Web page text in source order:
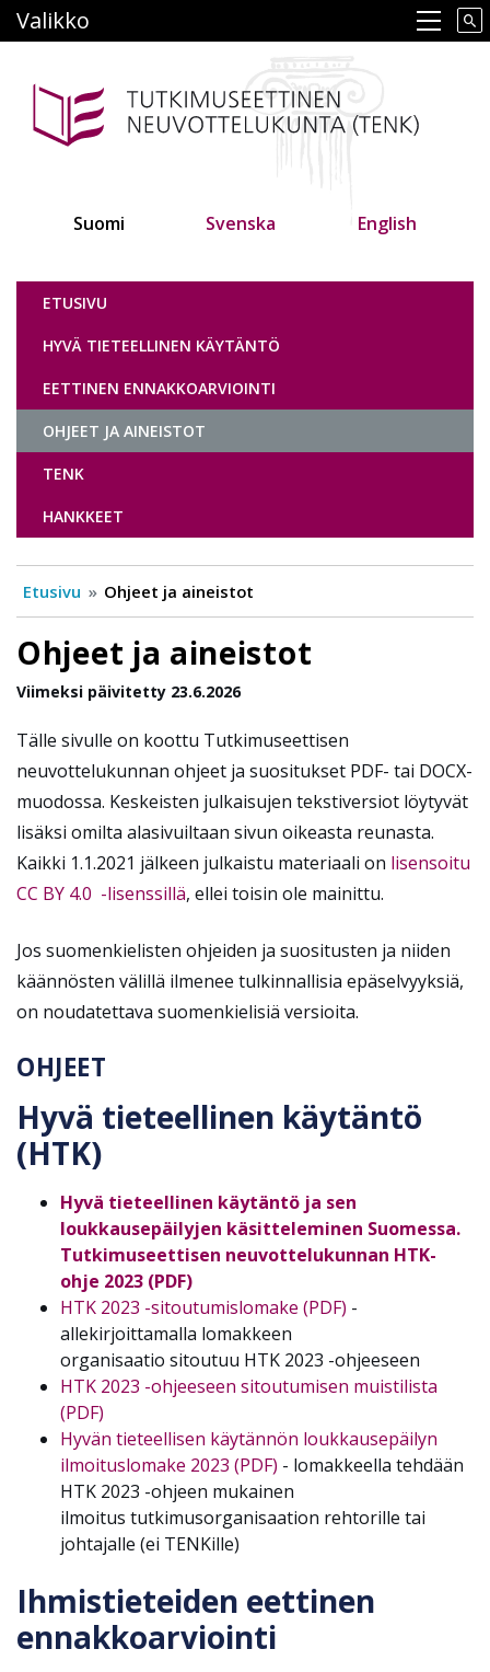
pääsisältöön
Main navigation
Valikko
Suomi Svenska English
Tutkimuseettinen neuvottelukunta
ETUSIVU
HYVÄ TIETEELLINEN KÄYTÄNTÖ
EETTINEN ENNAKKOARVIOINTI
OHJEET JA AINEISTOT
TENK
HANKKEET
Etusivu Ohjeet ja aineistot
Ohjeet ja aineistot
Viimeksi päivitetty 23.6.2026
Tälle sivulle on koottu Tutkimuseettisen
neuvottelukunnan ohjeet ja suositukset PDF- tai DOCX-
muodossa. Keskeisten julkaisujen tekstiversiot löytyvät
lisäksi omilta alasivuiltaan sivun oikeasta reunasta.
Kaikki 1.1.2021 jälkeen julkaistu materiaali on lisensoitu
CC BY 4.0 -lisenssillä, ellei toisin ole mainittu.
Jos suomenkielisten ohjeiden ja suositusten ja niiden
käännösten välillä ilmenee tulkinnallisia epäselvyyksiä,
on noudatettava suomenkielisiä versioita.
OHJEET
Hyvä tieteellinen käytäntö
(HTK)
Hyvä tieteellinen käytäntö ja sen
loukkausepäilyjen käsitteleminen Suomessa.
Tutkimuseettisen neuvottelukunnan HTK-
ohje 2023 (PDF)
HTK 2023 -sitoutumislomake (PDF) -
allekirjoittamalla lomakkeen
organisaatio sitoutuu HTK 2023 -ohjeeseen
HTK 2023 -ohjeeseen sitoutumisen muistilista
(PDF)
Hyvän tieteellisen käytännön loukkausepäilyn
ilmoituslomake 2023 (PDF) - lomakkeella tehdään
HTK 2023 -ohjeen mukainen
ilmoitus tutkimusorganisaation rehtorille tai
johtajalle (ei TENKille)
Ihmistieteiden eettinen
ennakkoarviointi